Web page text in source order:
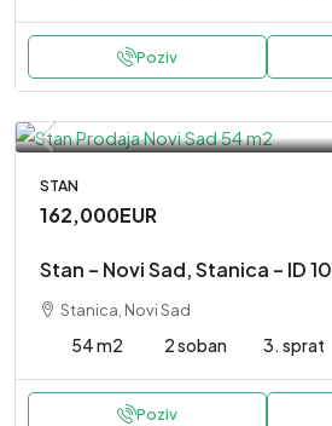
Poziv
STAN
162,000EUR
Stan – Novi Sad, Stanica – ID
Stanica, Novi Sad
54 m2 2 soban 3. sprat
Poziv